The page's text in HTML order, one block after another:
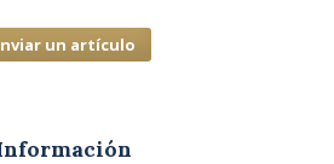
un artículo